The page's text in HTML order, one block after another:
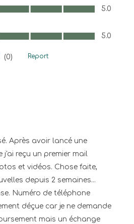
of 5
5.0
out of 5
5.0
(0) Report
Après avoir lancé une
j'ai reçu un premier mail
et vidéos. Chose faite,
depuis 2 semaines...
Numéro de téléphone
déçue car je ne demande
mais un échange